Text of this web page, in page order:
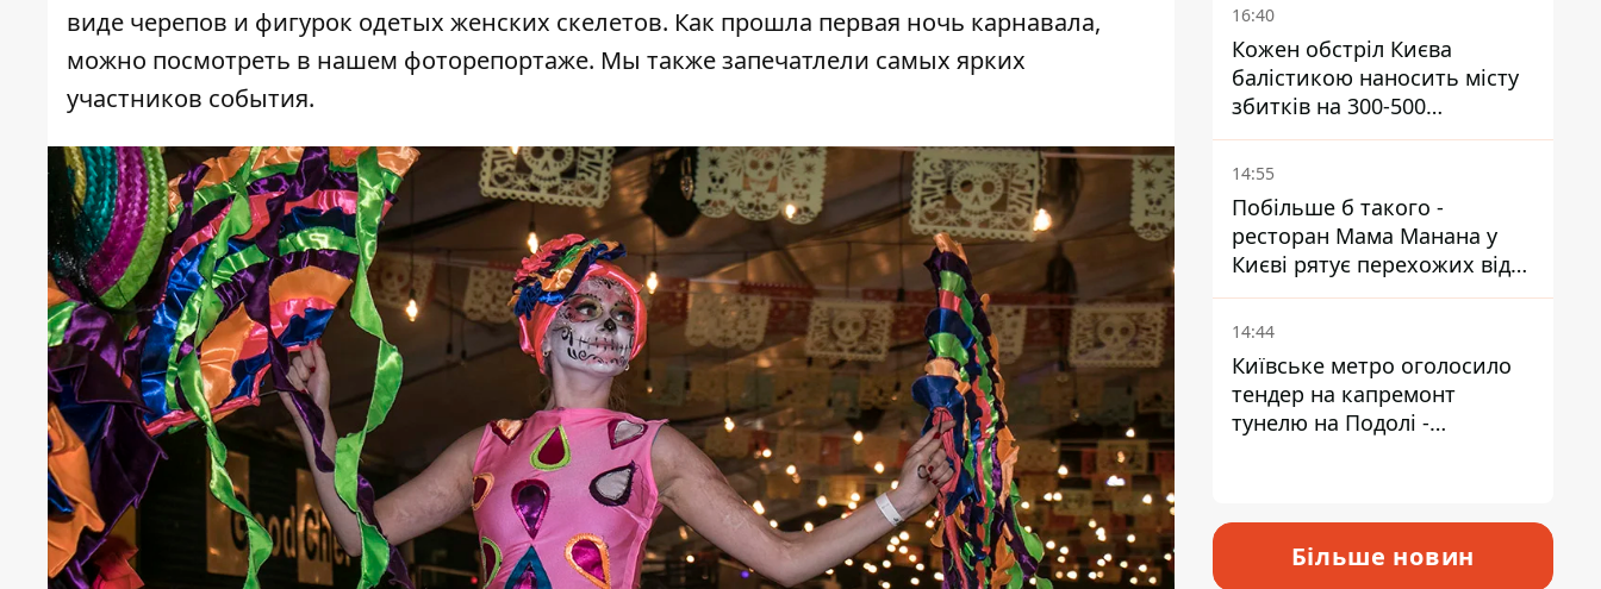
виде черепов и фигурок одетых женских скелетов. Как прошла первая ночь карнавала,
можно посмотреть в нашем фоторепортаже. Мы такжезапечатлели самых ярких
участников события.
16:40
Кожен обстріл Києва
балістикою наносить місту
збитків на 300-500
мільйонів - Петро
Пантелеєв
14:55
Побільше б такого -
ресторан Мама Манана у
Києві рятує перехожих від
спеки
14:44
Київське метро оголосило
тендер на капремонт
тунелю на Подолі -
Більше новин